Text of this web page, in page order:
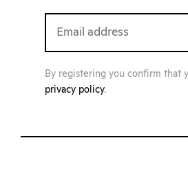
By registering you confirm that
privacy policy.